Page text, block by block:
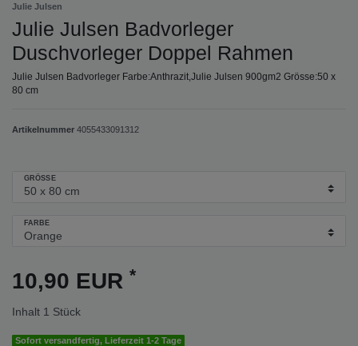
Julie Julsen
Julie Julsen Badvorleger
Duschvorleger Doppel Rahmen
Julie Julsen Badvorleger Farbe:Anthrazit,Julie Julsen 900gm2 Grösse:50 x
80 cm
Artikelnummer 4055433091312
GRÖSSE
FARBE
10,90 EUR *
Inhalt 1 Stück
Sofort versandfertig, Lieferzeit 1-2 Tage